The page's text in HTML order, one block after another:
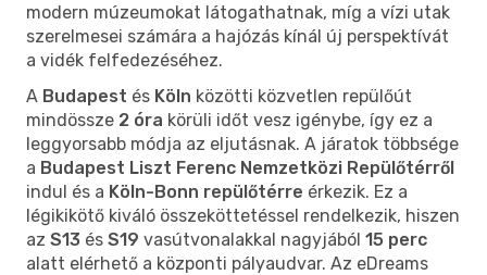
modern múzeumokat látogathatnak, míg a vízi utak
szerelmesei számára a hajózás kínál új perspektívát
a vidék felfedezéséhez.
A Budapest és Köln közötti közvetlen repülőút
mindössze 2 óra körüli időt vesz igénybe, így ez a
leggyorsabb módja az eljutásnak. A járatok többsége
a Budapest Liszt Ferenc Nemzetközi Repülőtérről
indul és a Köln-Bonn repülőtérre érkezik. Ez a
légikikötő kiváló összeköttetéssel rendelkezik, hiszen
az S13 és S19 vasútvonalakkal nagyjából 15 perc
alatt elérhető a központi pályaudvar. Az eDreams